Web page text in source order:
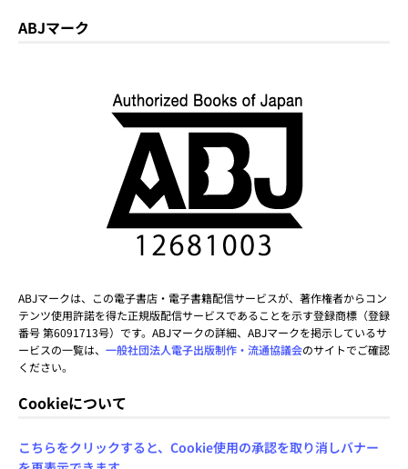
ABJマーク
ABJマークは、この電子書店・電子書籍配信サービスが、著作権者からコン
テンツ使用許諾を得た正規版配信サービスであることを示す登録商標（登録
番号 第6091713号）です。ABJマークの詳細、ABJマークを掲示しているサ
ービスの一覧は、 一般社団法人電子出版制作・流通協議会のサイトでご確認
ください。
Cookieについて
こちらをクリックすると、Cookie使用の承認を取り消しバナー